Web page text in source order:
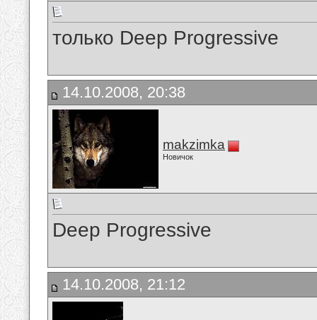
только Deep Progressive
14.10.2008, 20:38
makzimka
Новичок
Deep Progressive
14.10.2008, 21:12